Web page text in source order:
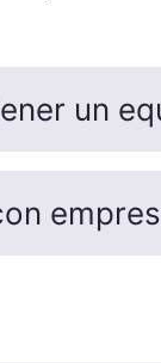
tener